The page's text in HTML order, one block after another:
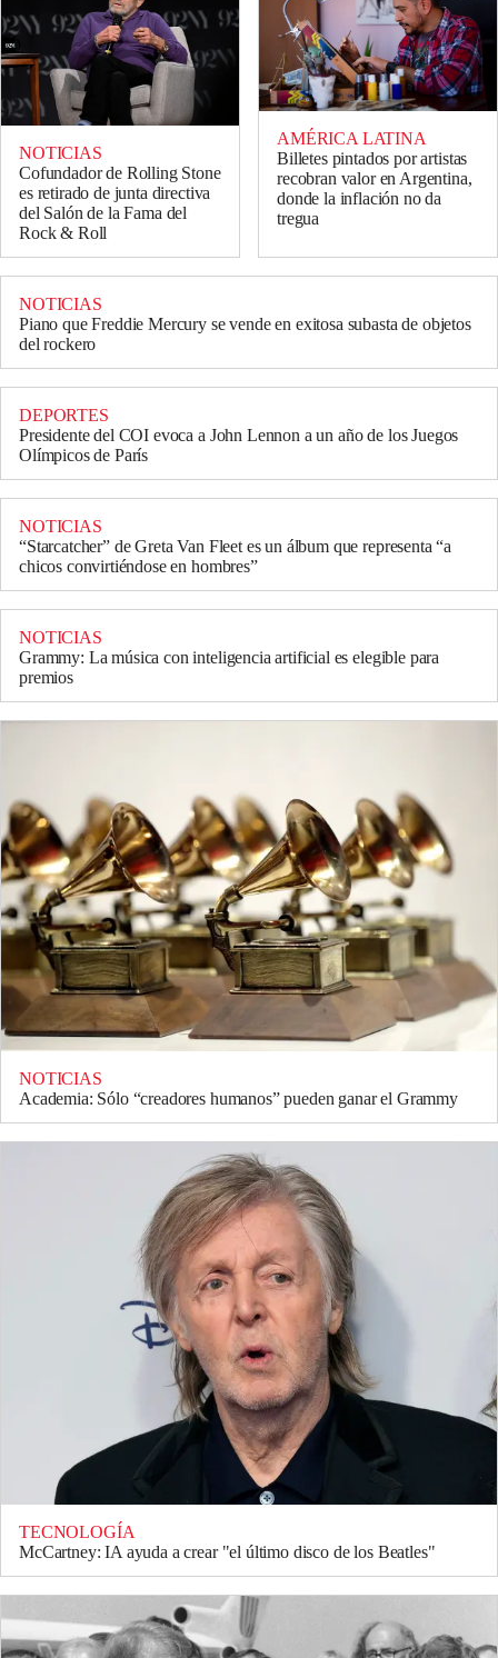
NOTICIAS
Cofundador de Rolling Stone
es retirado de junta directiva
del Salón de la Fama del
Rock & Roll
AMÉRICA LATINA
Billetes pintados por artistas
recobran valor en Argentina,
donde la inflación no da
tregua
NOTICIAS
Piano que Freddie Mercury se vende en exitosa subasta de objetos
del rockero
DEPORTES
Presidente del COI evoca a John Lennon a un año de los Juegos
Olímpicos de París
NOTICIAS
“Starcatcher” de Greta Van Fleet es un álbum que representa “a
chicos convirtiéndose en hombres”
NOTICIAS
Grammy: La música con inteligencia artificial es elegible para
premios
NOTICIAS
Academia: Sólo “creadores humanos” pueden ganar el Grammy
TECNOLOGÍA
McCartney: IA ayuda a crear "el último disco de los Beatles"